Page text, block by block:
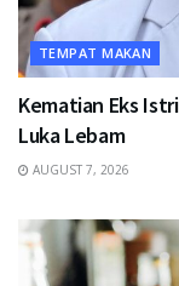
TEMPAT MAKAN
Kematian Eks
Luka Lebam
AUGUST 7, 2026